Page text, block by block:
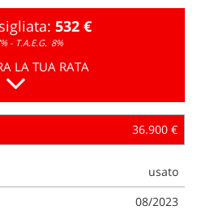
532 €
- T.A.E.G. 8%
LA TUA RATA
36.900 €
usato
08/2023